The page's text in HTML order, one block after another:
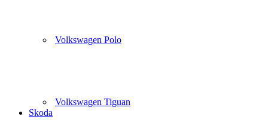
Volkswagen Polo
Volkswagen Tiguan
Skoda